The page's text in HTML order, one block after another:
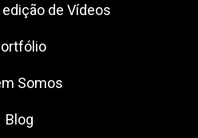
de Vídeos
Somos
Blog